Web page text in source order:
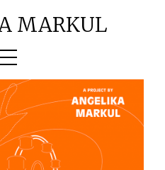
MARKUL
BIO